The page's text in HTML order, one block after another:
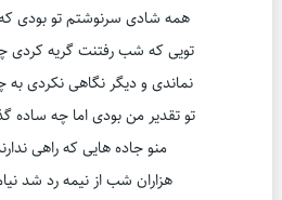
همه شادی سرنوشتم تو بودی که
تویی که شب رفتنت گریه کردی
نماندی و دیگر نگاهی نکردی
تو تقدیر من بودی اما چه ساده
منو جاده هایی که راهی
هزاران شب از نیمه رد شد